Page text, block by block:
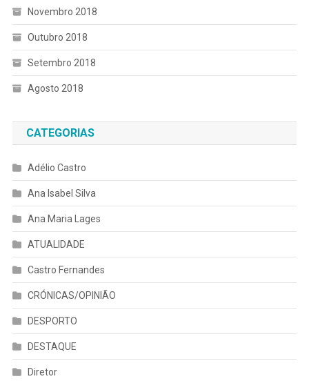
Novembro 2018
Outubro 2018
Setembro 2018
Agosto 2018
CATEGORIAS
Adélio Castro
Ana Isabel Silva
Ana Maria Lages
ATUALIDADE
Castro Fernandes
CRÓNICAS/OPINIÃO
DESPORTO
DESTAQUE
Diretor